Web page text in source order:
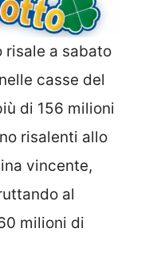
risale a sabato
casse del
di 156 milioni
risalenti allo
vincente,
al
milioni di